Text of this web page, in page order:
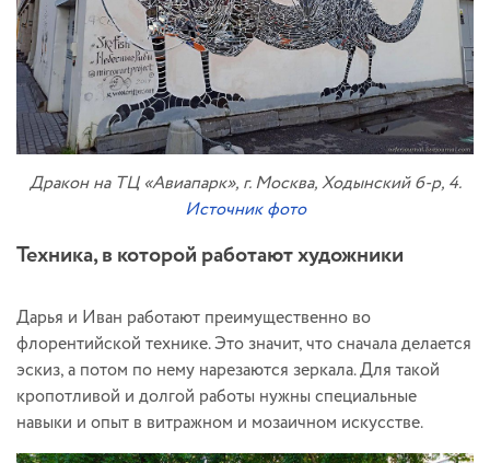
Дракон на ТЦ «Авиапарк», г. Москва, Ходынский б-р, 4.
Источник фото
Техника, в которой работают художники
Дарья и Иван работают преимущественно во
флорентийской технике. Это значит, что сначала делается
эскиз, а потом по нему нарезаются зеркала. Для такой
кропотливой и долгой работы нужны специальные
навыки и опыт в витражном и мозаичном искусстве.